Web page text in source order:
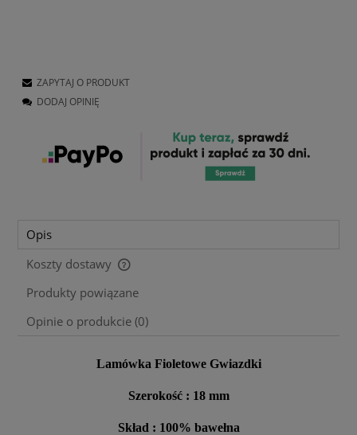
ZAPYTAJ O PRODUKT
DODAJ OPINIĘ
Opis
Koszty dostawy
Cena nie zawiera ewentualnych kosztów płatności
Produkty powiązane
Opinie o produkcie (0)
Lamówka Fioletowe Gwiazdki
Szerokość : 18 mm
Skład : 100% bawełna